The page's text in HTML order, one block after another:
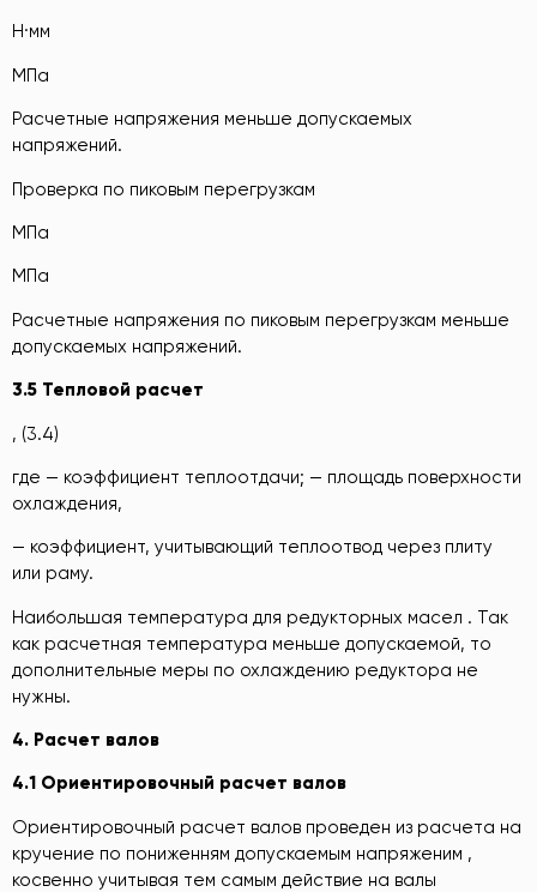
Н·мм
МПа
Расчетные напряжения меньше допускаемых
напряжений.
Проверка по пиковым перегрузкам
МПа
МПа
Расчетные напряжения по пиковым перегрузкам меньше
допускаемых напряжений.
3.5 Тепловой расчет
, (3.4)
где — коэффициент теплоотдачи; — площадь поверхности
охлаждения,
— коэффициент, учитывающий теплоотвод через плиту
или раму.
Наибольшая температура для редукторных масел . Так
как расчетная температура меньше допускаемой, то
дополнительные меры по охлаждению редуктора не
нужны.
4. Расчет валов
4.1 Ориентировочный расчет валов
Ориентировочный расчет валов проведен из расчета на
кручение по пониженням допускаемым напряженим ,
косвенно учитывая тем самым действие на валы